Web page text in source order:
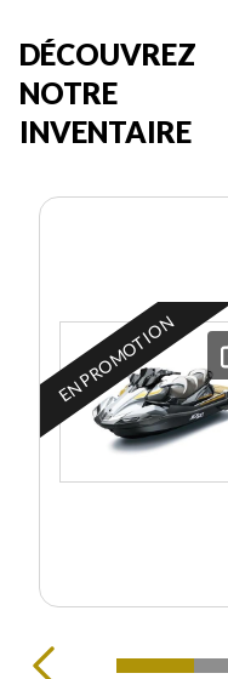
DÉCOUVREZ
NOTRE
INVENTAIRE
EN PROMOTION